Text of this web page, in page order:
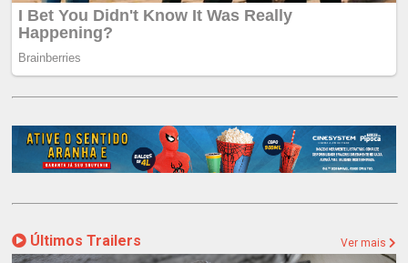
Últimos Trailers Ver mais